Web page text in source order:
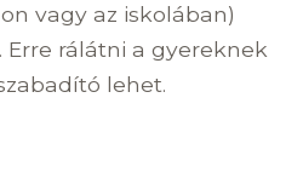
vagy az iskolában)
Erre rálátni a gyereknek
lehet.